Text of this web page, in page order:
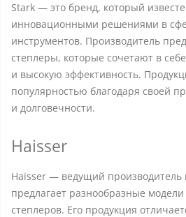
Stark — это бренд, который
инновационными решениями в
инструментов. Производитель
степлеры, которые сочетают в
и высокую эффективность.
популярностью благодаря своей
и долговечности.
Haisser
Haisser — ведущий производитель
предлагает разнообразные
степлеров. Его продукция